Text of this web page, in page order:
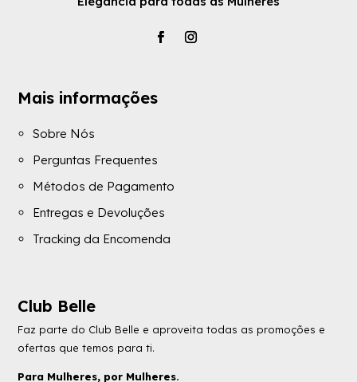
Mais informações
Sobre Nós
Perguntas Frequentes
Métodos de Pagamento
Entregas e Devoluções
Tracking da Encomenda
Club Belle
Faz parte do Club Belle e aproveita todas as promoções e
ofertas que temos para ti.
Para Mulheres, por Mulheres.